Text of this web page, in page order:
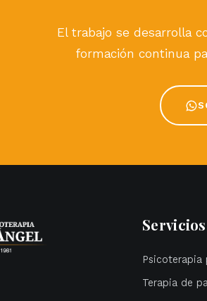
El trabajo se desarrolla
formación continua
Servicios
Psicoterapia
Terapia de